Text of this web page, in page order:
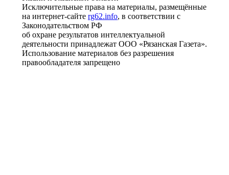
Исключительные права на материалы, размещённые
на интернет-сайте rg62.info, в соответствии с
Законодательством РФ
об охране результатов интеллектуальной
деятельности принадлежат ООО «Рязанская Газета».
Использование материалов без разрешения
правообладателя запрещено